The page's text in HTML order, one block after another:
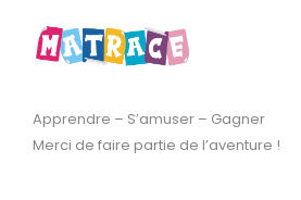
Apprendre – S’amuser – Gagner
Merci de faire partie de l’aventure !